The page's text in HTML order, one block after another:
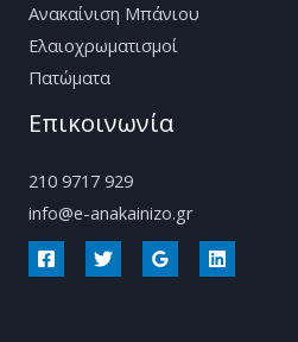
Ανακαίνιση Μπάνιου
Ελαιοχρωματισμοί
Πατώματα
Επικοινωνία
210 9717 929
info@e-anakainizo.gr